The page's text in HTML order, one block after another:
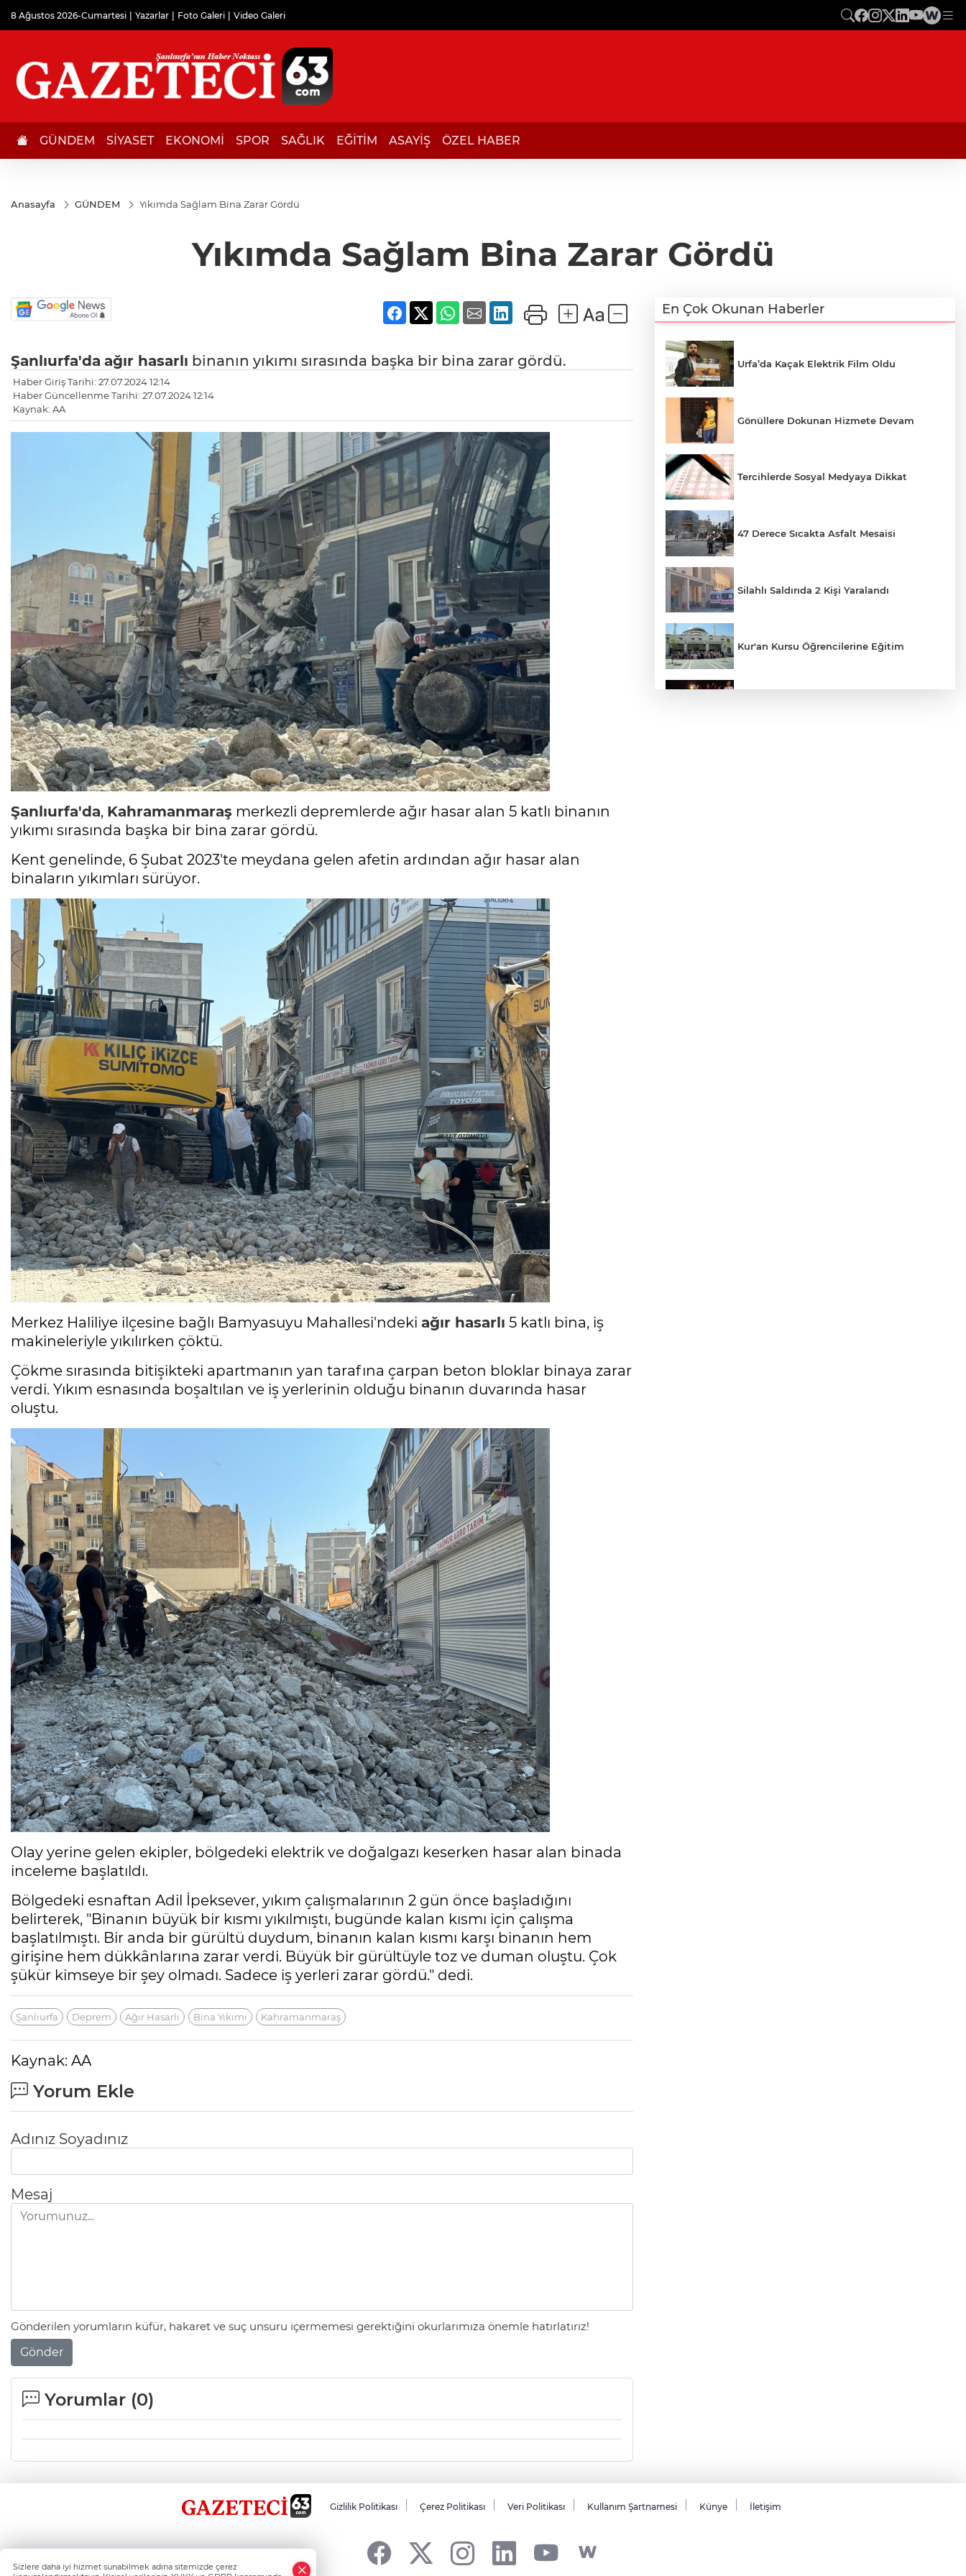
8 Ağustos 2026-Cumartesi Yazarlar Foto Galeri Video Galeri
GÜNDEM SİYASET EKONOMİ SPOR SAĞLIK EĞİTİM ASAYİŞ ÖZEL HABER
Anasayfa GÜNDEM Yıkımda Sağlam Bina Zarar Gördü
Yıkımda Sağlam Bina Zarar Gördü
Şanlıurfa'da ağır hasarlı binanın yıkımı sırasında başka bir bina zarar gördü.
Haber Giriş Tarihi: 27.07.2024 12:14
Haber Güncellenme Tarihi: 27.07.2024 12:14
Kaynak: AA
Şanlıurfa'da, Kahramanmaraş merkezli depremlerde ağır hasar alan 5 katlı binanın
yıkımı sırasında başka bir bina zarar gördü.
Kent genelinde, 6 Şubat 2023'te meydana gelen afetin ardından ağır hasar alan
binaların yıkımları sürüyor.
Merkez Haliliye ilçesine bağlı Bamyasuyu Mahallesi'ndeki ağır hasarlı 5 katlı bina, iş
makineleriyle yıkılırken çöktü.
Çökme sırasında bitişikteki apartmanın yan tarafına çarpan beton bloklar binaya zarar
verdi. Yıkım esnasında boşaltılan ve iş yerlerinin olduğu binanın duvarında hasar
oluştu.
Olay yerine gelen ekipler, bölgedeki elektrik ve doğalgazı keserken hasar alan binada
inceleme başlatıldı.
Bölgedeki esnaftan Adil İpeksever, yıkım çalışmalarının 2 gün önce başladığını
belirterek, "Binanın büyük bir kısmı yıkılmıştı, bugünde kalan kısmı için çalışma
başlatılmıştı. Bir anda bir gürültü duydum, binanın kalan kısmı karşı binanın hem
girişine hem dükkânlarına zarar verdi. Büyük bir gürültüyle toz ve duman oluştu. Çok
şükür kimseye bir şey olmadı. Sadece iş yerleri zarar gördü." dedi.
Şanlıurfa Deprem Ağır Hasarlı Bina Yıkımı Kahramanmaraş
Kaynak: AA
Yorum Ekle
Adınız Soyadınız
Mesaj
Gönderilen yorumların küfür, hakaret ve suç unsuru içermemesi gerektiğini okurlarımıza önemle hatırlatırız!
Gönder
Yorumlar (0)
En Çok Okunan Haberler
Urfa’da Kaçak Elektrik Film Oldu
Gönüllere Dokunan Hizmete Devam
Tercihlerde Sosyal Medyaya Dikkat
47 Derece Sıcakta Asfalt Mesaisi
Silahlı Saldırıda 2 Kişi Yaralandı
Kur'an Kursu Öğrencilerine Eğitim
Gizlilik Politikası Çerez Politikası Veri Politikası Kullanım Şartnamesi Künye İletişim
Sizlere daha iyi hizmet sunabilmek adına sitemizde çerez
Whatsapp